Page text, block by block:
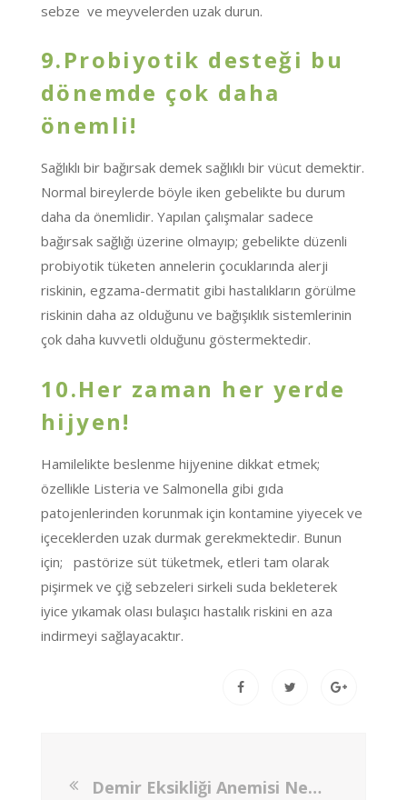
sebze ve meyvelerden uzak durun.
9.Probiyotik desteği bu
dönemde çok daha
önemli!
Sağlıklı bir bağırsak demek sağlıklı bir vücut demektir.
Normal bireylerde böyle iken gebelikte bu durum
daha da önemlidir. Yapılan çalışmalar sadece
bağırsak sağlığı üzerine olmayıp; gebelikte düzenli
probiyotik tüketen annelerin çocuklarında alerji
riskinin, egzama-dermatit gibi hastalıkların görülme
riskinin daha az olduğunu ve bağışıklık sistemlerinin
çok daha kuvvetli olduğunu göstermektedir.
10.Her zaman her yerde
hijyen!
Hamilelikte beslenme hijyenine dikkat etmek;
özellikle Listeria ve Salmonella gibi gıda
patojenlerinden korunmak için kontamine yiyecek ve
içeceklerden uzak durmak gerekmektedir. Bunun
için; pastörize süt tüketmek, etleri tam olarak
pişirmek ve çiğ sebzeleri sirkeli suda bekleterek
iyice yıkamak olası bulaşıcı hastalık riskini en aza
indirmeyi sağlayacaktır.
Demir Eksikliği Anemisi Nedir ve Nasıl Beslenilmelidir?